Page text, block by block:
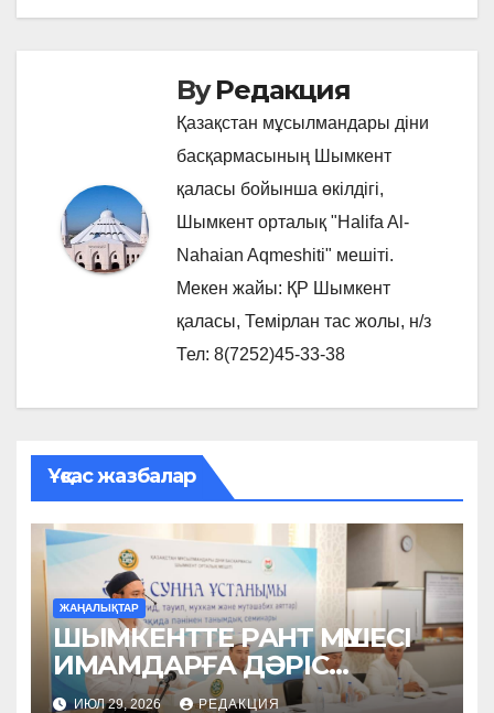
ByРедакция
Қазақстан мұсылмандары діни
басқармасының Шымкент
қаласы бойынша өкілдігі,
Шымкент орталық "Halifa Al-
Nahaian Aqmeshiti" мешіті.
Мекен жайы: ҚР Шымкент
қаласы, Темірлан тас жолы, н/з
Тел: 8(7252)45-33-38
Ұқсас жазбалар
ЖАҢАЛЫҚТАР
ШЫМКЕНТТЕ РАНТ МҮШЕСІ
ИМАМДАРҒА ДӘРІС
ОҚЫДЫ
ИЮЛ 29, 2026 РЕДАКЦИЯ